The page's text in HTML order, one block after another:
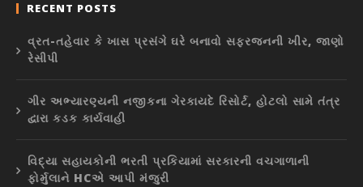
RECENT POSTS
વ્રત-તહેવાર કે ખાસ પ્રસંગે ઘરે બનાવો સફરજનની ખીર, જાણો
રેસીપી
ગીર અભ્યારણ્યની નજીકના ગેરકાયદે રિસોર્ટ, હોટલો સામે તંત્ર
દ્વારા કડક કાર્યવાહી
વિદ્યા સહાયકોની ભરતી પ્રકિયામાં સરકારની વચગાળાની
ફોર્મુલાને HCએ આપી મંજુરી